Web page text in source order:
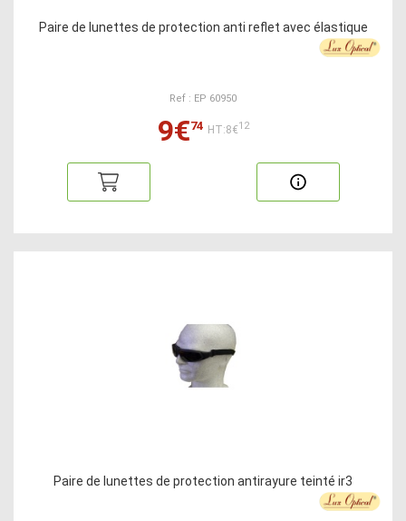
Paire de lunettes de protection anti reflet avec élastique
Ref : EP 60950
9€74 HT:8€12
Paire de lunettes de protection antirayure teinté ir3